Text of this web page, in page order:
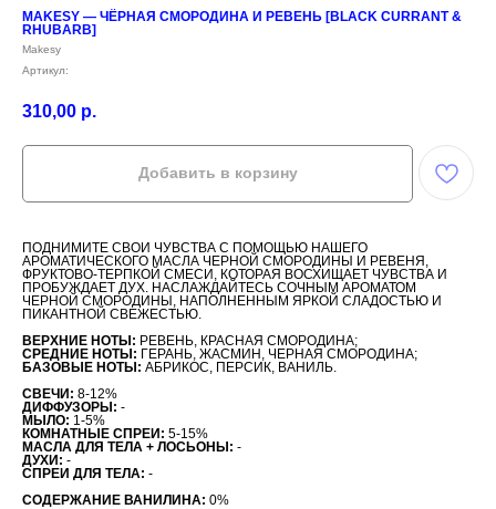
MAKESY — ЧЁРНАЯ СМОРОДИНА И РЕВЕНЬ [BLACK CURRANT &
RHUBARB]
Makesy
Артикул:
310,00 р.
Добавить в корзину
ПОДНИМИТЕ СВОИ ЧУВСТВА С ПОМОЩЬЮ НАШЕГО
АРОМАТИЧЕСКОГО МАСЛА ЧЕРНОЙ СМОРОДИНЫ И РЕВЕНЯ,
ФРУКТОВО-ТЕРПКОЙ СМЕСИ, КОТОРАЯ ВОСХИЩАЕТ ЧУВСТВА И
ПРОБУЖДАЕТ ДУХ. НАСЛАЖДАЙТЕСЬ СОЧНЫМ АРОМАТОМ
ЧЕРНОЙ СМОРОДИНЫ, НАПОЛНЕННЫМ ЯРКОЙ СЛАДОСТЬЮ И
ПИКАНТНОЙ СВЕЖЕСТЬЮ.
ВЕРХНИЕ НОТЫ: РЕВЕНЬ, КРАСНАЯ СМОРОДИНА;
СРЕДНИЕ НОТЫ: ГЕРАНЬ, ЖАСМИН, ЧЕРНАЯ СМОРОДИНА;
БАЗОВЫЕ НОТЫ: АБРИКОС, ПЕРСИК, ВАНИЛЬ.
СВЕЧИ: 8-12%
ДИФФУЗОРЫ: -
МЫЛО: 1-5%
КОМНАТНЫЕ СПРЕИ: 5-15%
МАСЛА ДЛЯ ТЕЛА + ЛОСЬОНЫ: -
ДУХИ: -
СПРЕИ ДЛЯ ТЕЛА: -
СОДЕРЖАНИЕ ВАНИЛИНА: 0%